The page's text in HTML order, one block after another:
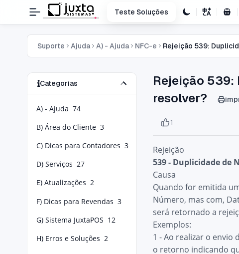
Teste Soluções
Suporte Ajuda A) - Ajuda NFC-e Rejeição 539:
Categorias
A) - Ajuda 74
B) Área do Cliente 3
C) Dicas para Contadores 3
D) Serviços 27
E) Atualizações 2
F) Dicas para Revendas 3
G) Sistema JuxtaPOS 12
H) Erros e Soluções 2
Rejeição 539:
resolver?
1
Rejeição
539 - Duplicidade de
Causa
Quando for emitida
Número, mas com,
será retornado a
Exemplos:
1 - Ao realizar o envio
o retorno indicando